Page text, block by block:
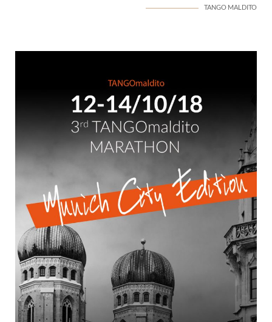
TANGO MALDITO